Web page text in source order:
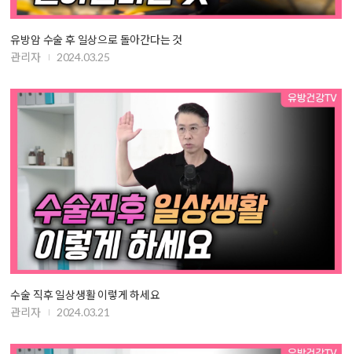
유방암 수술 후 일상으로 돌아간다는 것
관리자
2024.03.25
수술 직후 일상생활 이렇게 하세요
관리자
2024.03.21